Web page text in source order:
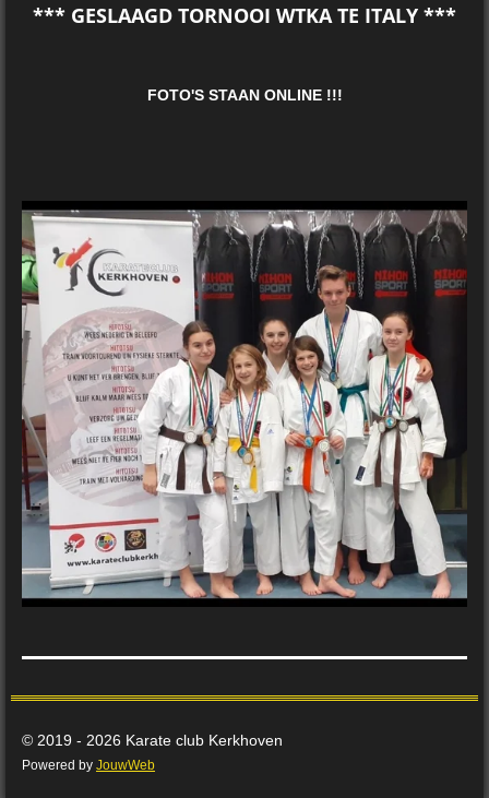
*** GESLAAGD TORNOOI WTKA TE ITALY ***
FOTO'S STAAN ONLINE !!!
© 2019 - 2026 Karate club Kerkhoven
Powered by JouwWeb